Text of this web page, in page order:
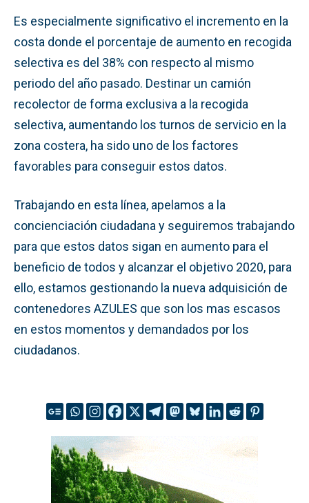
Es especialmente significativo el incremento en la
costa donde el porcentaje de aumento en recogida
selectiva es del 38% con respecto al mismo
periodo del año pasado. Destinar un camión
recolector de forma exclusiva a la recogida
selectiva, aumentando los turnos de servicio en la
zona costera, ha sido uno de los factores
favorables para conseguir estos datos.
Trabajando en esta línea, apelamos a la
concienciación ciudadana y seguiremos trabajando
para que estos datos sigan en aumento para el
beneficio de todos y alcanzar el objetivo 2020, para
ello, estamos gestionando la nueva adquisición de
contenedores AZULES que son los mas escasos
en estos momentos y demandados por los
ciudadanos.